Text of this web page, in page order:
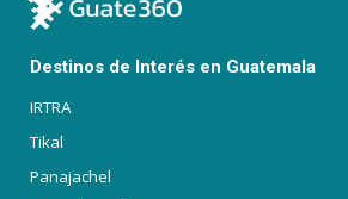
Destinos de Interés en Guatemala
IRTRA
Tikal
Panajachel